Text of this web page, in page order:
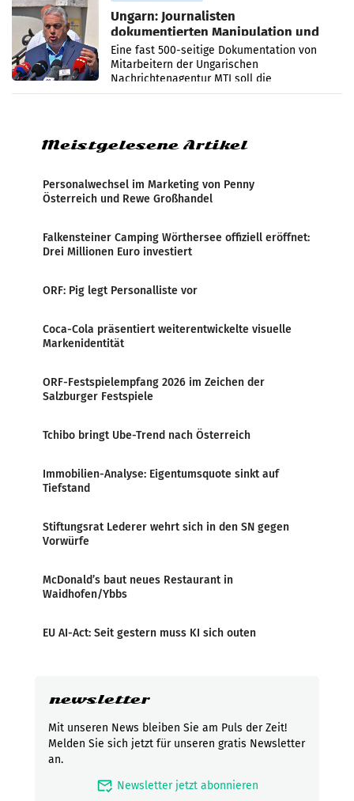
Ungarn: Journalisten
dokumentierten Manipulation und
Zensur
Eine fast 500-seitige Dokumentation von
Mitarbeitern der Ungarischen
Nachrichtenagentur MTI soll die
systematische Nachrichten-Manipulation und
Meistgelesene Artikel
Personalwechsel im Marketing von Penny
Österreich und Rewe Großhandel
Falkensteiner Camping Wörthersee offiziell eröffnet:
Drei Millionen Euro investiert
ORF: Pig legt Personalliste vor
Coca-Cola präsentiert weiterentwickelte visuelle
Markenidentität
ORF-Festspielempfang 2026 im Zeichen der
Salzburger Festspiele
Tchibo bringt Ube-Trend nach Österreich
Immobilien-Analyse: Eigentumsquote sinkt auf
Tiefstand
Stiftungsrat Lederer wehrt sich in den SN gegen
Vorwürfe
McDonald’s baut neues Restaurant in
Waidhofen/Ybbs
EU AI-Act: Seit gestern muss KI sich outen
newsletter
Mit unseren News bleiben Sie am Puls der Zeit!
Melden Sie sich jetzt für unseren gratis Newsletter
an.
mark_email_read Newsletter jetzt abonnieren